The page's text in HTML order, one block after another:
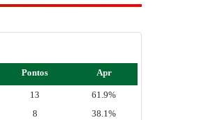
Pontos Apr
13
61.9%
8
38.1%